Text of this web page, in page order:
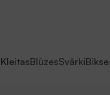
KleitasBlūzesSvārki